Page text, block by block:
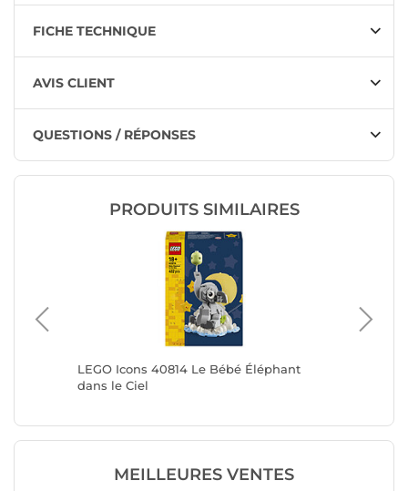
FICHE TECHNIQUE
AVIS CLIENT
QUESTIONS / RÉPONSES
PRODUITS SIMILAIRES
LEGO Icons 40814 Le Bébé Éléphant
dans le Ciel
MEILLEURES VENTES